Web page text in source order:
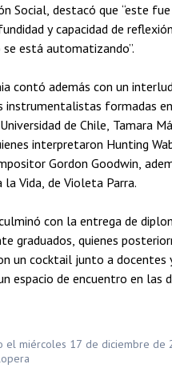
Social, destacó que “este
y capacidad de
está automatizando”.
contó además con un
instrumentalistas formadas
de Chile, Tamara
interpretaron Hunting
Gordon Goodwin,
la Vida, de Violeta Parra.
con la entrega de
graduados, quienes
un cocktail junto a docentes
espacio de encuentro en las
el miércoles 17 de diciembre de